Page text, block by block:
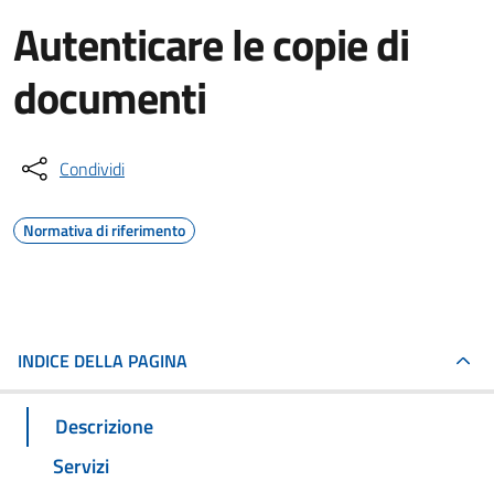
Autenticare le copie di
documenti
Condividi
Normativa di riferimento
INDICE DELLA PAGINA
Descrizione
Servizi